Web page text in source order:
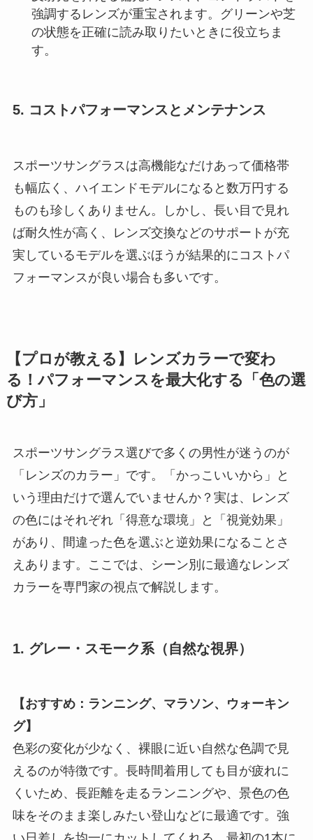
強調するレンズが重宝されます。グリーンや芝
の状態を正確に読み取りたいときに役立ちま
す。
5. コストパフォーマンスとメンテナンス
スポーツサングラスは高機能なだけあって価格帯
も幅広く、ハイエンドモデルになると数万円する
ものも珍しくありません。しかし、長い目で見れ
ば耐久性が高く、レンズ交換などのサポートが充
実しているモデルを選ぶほうが結果的にコストパ
フォーマンスが良い場合も多いです。
【プロが教える】レンズカラーで変わ
る！パフォーマンスを最大化する「色の選
び方」
スポーツサングラス選びで多くの男性が迷うのが
「レンズのカラー」です。「かっこいいから」と
いう理由だけで選んでいませんか？実は、レンズ
の色にはそれぞれ「得意な環境」と「視覚効果」
があり、間違った色を選ぶと逆効果になることさ
えあります。ここでは、シーン別に最適なレンズ
カラーを専門家の視点で解説します。
1. グレー・スモーク系（自然な視界）
【おすすめ：ランニング、マラソン、ウォーキン
グ】
色彩の変化が少なく、裸眼に近い自然な色調で見
えるのが特徴です。長時間着用しても目が疲れに
くいため、長距離を走るランニングや、景色の色
味をそのまま楽しみたい登山などに最適です。強